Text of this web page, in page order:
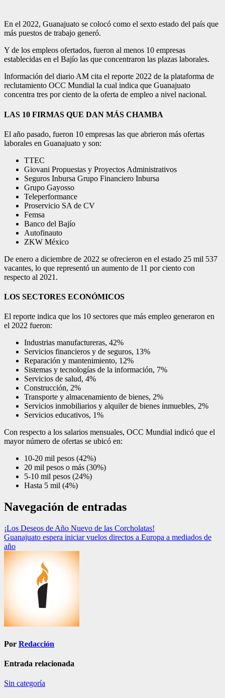
En el 2022, Guanajuato se colocó como el sexto estado del país que
más puestos de trabajo generó.
Y de los empleos ofertados, fueron al menos 10 empresas
establecidas en el Bajío las que concentraron las plazas laborales.
Información del diario AM cita el reporte 2022 de la plataforma de
reclutamiento OCC Mundial la cual indica que Guanajuato
concentra tres por ciento de la oferta de empleo a nivel nacional.
LAS 10 FIRMAS QUE DAN MÁS CHAMBA
El año pasado, fueron 10 empresas las que abrieron más ofertas
laborales en Guanajuato y son:
TTEC
Giovani Propuestas y Proyectos Administrativos
Seguros Inbursa Grupo Financiero Inbursa
Grupo Gayosso
Teleperformance
Proservicio SA de CV
Femsa
Banco del Bajío
Autofinauto
ZKW México
De enero a diciembre de 2022 se ofrecieron en el estado 25 mil 537
vacantes, lo que representó un aumento de 11 por ciento con
respecto al 2021.
LOS SECTORES ECONÓMICOS
El reporte indica que los 10 sectores que más empleo generaron en
el 2022 fueron:
Industrias manufactureras, 42%
Servicios financieros y de seguros, 13%
Reparación y mantenimiento, 12%
Sistemas y tecnologías de la información, 7%
Servicios de salud, 4%
Construcción, 2%
Transporte y almacenamiento de bienes, 2%
Servicios inmobiliarios y alquiler de bienes inmuebles, 2%
Servicios educativos, 1%
Con respecto a los salarios mensuales, OCC Mundial indicó que el
mayor número de ofertas se ubicó en:
10-20 mil pesos (42%)
20 mil pesos o más (30%)
5-10 mil pesos (24%)
Hasta 5 mil (4%)
Navegación de entradas
¡Los Deseos de Año Nuevo de las Corcholatas!
Guanajuato espera iniciar vuelos directos a Europa a mediados de
año
Por Redacción
Entrada relacionada
Sin categoría